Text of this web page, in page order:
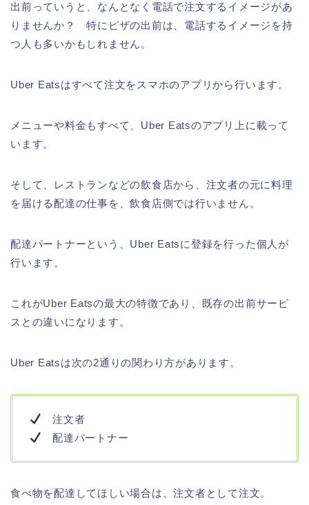
出前っていうと、なんとなく電話で注文するイメージがあ
りませんか？ 特にピザの出前は、電話するイメージを持
つ人も多いかもしれません。
Uber Eatsはすべて注文をスマホのアプリから行います。
メニューや料金もすべて、Uber Eatsのアプリ上に載って
います。
そして、レストランなどの飲食店から、注文者の元に料理
を届ける配達の仕事を、飲食店側では行いません。
配達パートナーという、Uber Eatsに登録を行った個人が
行います。
これがUber Eatsの最大の特徴であり、既存の出前サービ
スとの違いになります。
Uber Eatsは次の2通りの関わり方があります。
注文者
配達パートナー
食べ物を配達してほしい場合は、注文者として注文。